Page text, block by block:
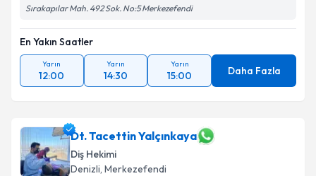
Sırakapılar Mah. 492 Sok. No:5 Merkezefendi
En Yakın Saatler
Yarın
12:00
Yarın
14:30
Yarın
15:00 Daha Fazla
Dt. Tacettin Yalçınkaya
Diş Hekimi
Denizli, Merkezefendi